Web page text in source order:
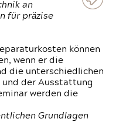
an
für präzise
können
wenn er die
die unterschiedlichen
und der Ausstattung
werden die
Grundlagen